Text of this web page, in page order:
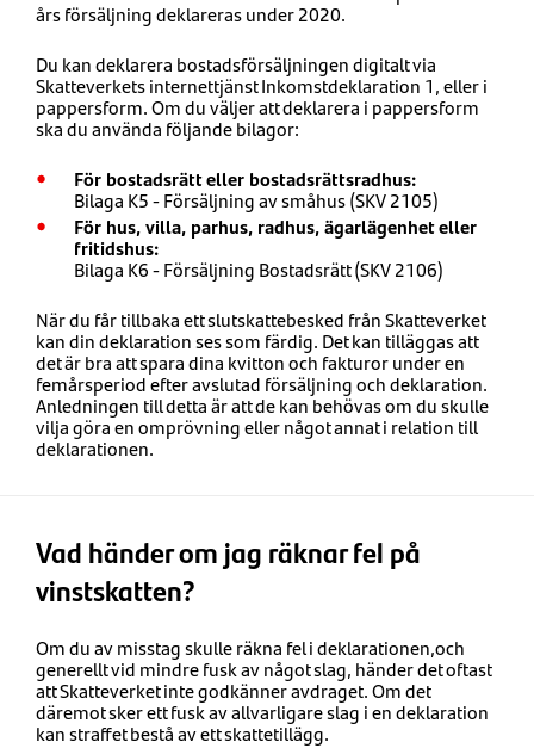
års försäljning deklareras under 2020.
Du kan deklarera bostadsförsäljningen digitalt via
Skatteverkets internettjänst Inkomstdeklaration 1, eller i
pappersform. Om du väljer att deklarera i pappersform
ska du använda följande bilagor:
För bostadsrätt eller bostadsrättsradhus:
Bilaga K5 - Försäljning av småhus (SKV 2105)
För hus, villa, parhus, radhus, ägarlägenhet eller
fritidshus:
Bilaga K6 - Försäljning Bostadsrätt (SKV 2106)
När du får tillbaka ett slutskattebesked från Skatteverket
kan din deklaration ses som färdig. Det kan tilläggas att
det är bra att spara dina kvitton och fakturor under en
femårsperiod efter avslutad försäljning och deklaration.
Anledningen till detta är att de kan behövas om du skulle
vilja göra en omprövning eller något annat i relation till
deklarationen.
Vad händer om jag räknar fel på
vinstskatten?
Om du av misstag skulle räkna fel i deklarationen,och
generellt vid mindre fusk av något slag, händer det oftast
att Skatteverket inte godkänner avdraget. Om det
däremot sker ett fusk av allvarligare slag i en deklaration
kan straffet bestå av ett skattetillägg.